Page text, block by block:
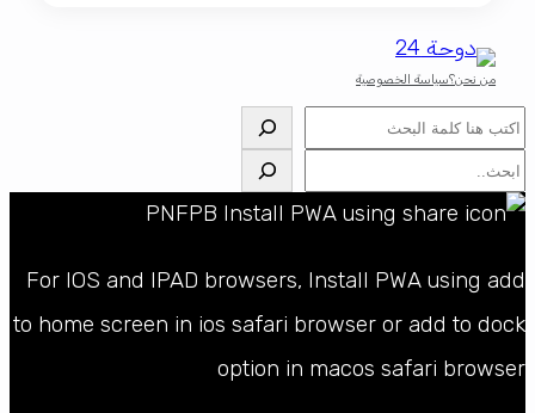
من نحن؟سياسة الخصوصية
البحث
البحث
For IOS and IPAD browsers, Install PWA using add
to home screen in ios safari browser or add to dock
option in macos safari browser